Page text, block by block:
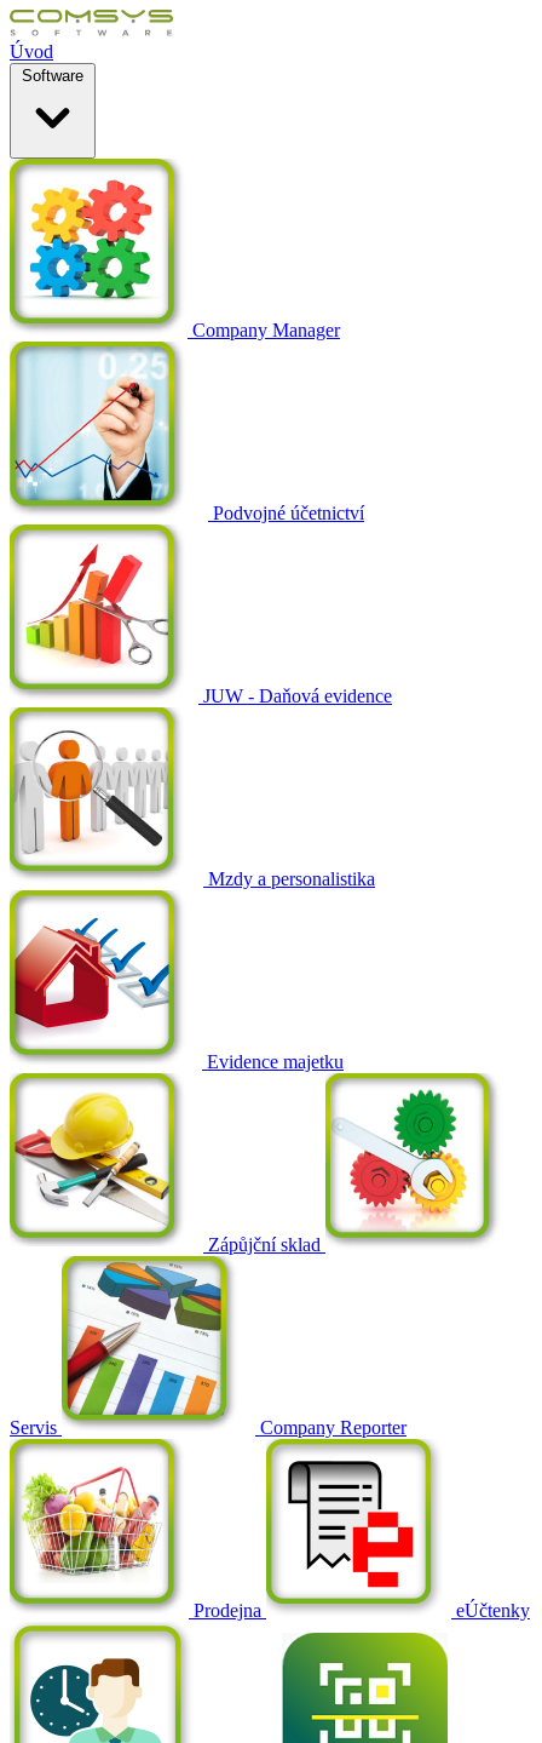
Úvod
Software
Company Manager
Podvojné účetnictví
JUW - Daňová evidence
Mzdy a personalistika
Evidence majetku
Zápůjční sklad
Servis Company Reporter
Prodejna eÚčtenky